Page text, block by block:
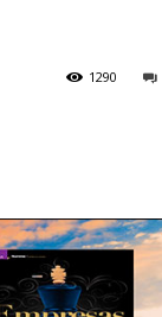
1290